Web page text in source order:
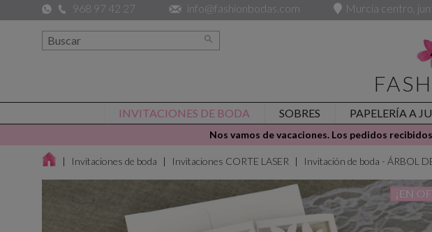
968 97 42 27 info@fashionbodas.com Murcia centro,

INVITACIONES DE BODA SOBRES PAPELERÍA A
Nos vamos de vacaciones. Los pedidos
Invitaciones de boda Invitaciones CORTE LASER Invitación de boda - ÁRBOL
¡EN